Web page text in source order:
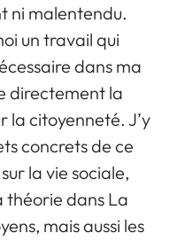
ni malentendu.
un travail qui
dans ma
directement la
la citoyenneté. J’y
concrets de ce
la vie sociale,
théorie dans La
mais aussi les